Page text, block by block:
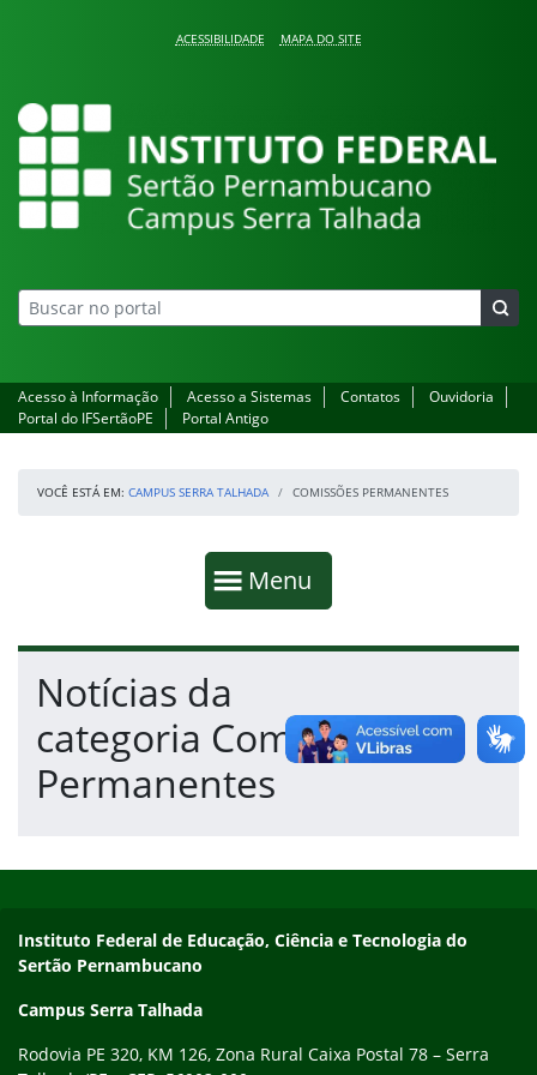
ACESSIBILIDADE MAPA DO SITE
Campus Serra Talhada
Acesso à Informação Acesso a Sistemas Contatos
Ouvidoria
Portal do IFSertãoPE
Portal Antigo
VOCÊ ESTÁ EM: CAMPUS SERRA TALHADA COMISSÕES PERMANENTES
Mostrar
Menu
Fim da navegação
Início do conteúdo
Notícias da
categoria Comissões
Permanentes
Endereço
Instituto Federal de Educação, Ciência e Tecnologia do
Sertão Pernambucano
Campus Serra Talhada
Rodovia PE 320, KM 126, Zona Rural Caixa Postal 78 – Serra